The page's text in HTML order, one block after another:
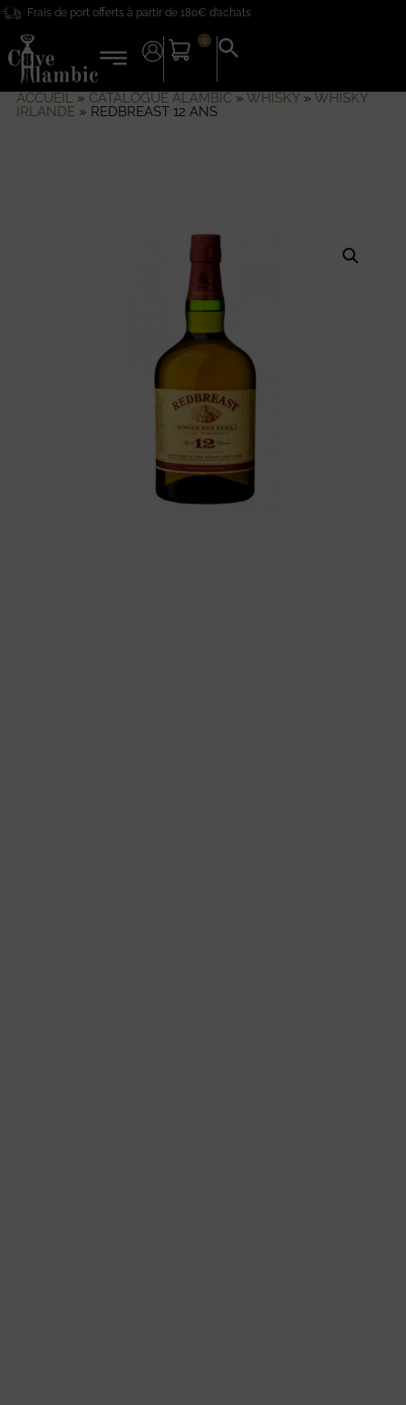
Frais de port offerts à partir de 180€ d’achats
0
Search
for:
ACCUEIL» CATALOGUE ALAMBIC» WHISKY» WHISKY
IRLANDE» REDBREAST 12 ANS